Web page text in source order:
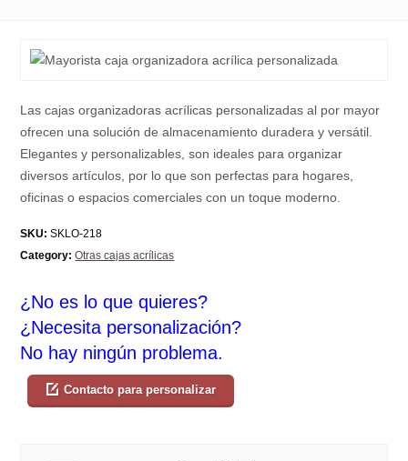
Las cajas organizadoras acrílicas personalizadas al por mayor
ofrecen una solución de almacenamiento duradera y versátil.
Elegantes y personalizables, son ideales para organizar
diversos artículos, por lo que son perfectas para hogares,
oficinas o espacios comerciales con un toque moderno.
SKU: SKLO-218
Category: Otras cajas acrílicas
¿No es lo que quieres?
¿Necesita personalización?
No hay ningún problema.
Contacto para personalizar